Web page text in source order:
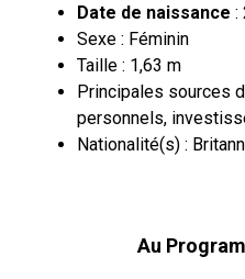
Date de naissance :
Sexe : Féminin
Taille : 1,63 m
Principales sources
personnels,
Nationalité(s) :
Au